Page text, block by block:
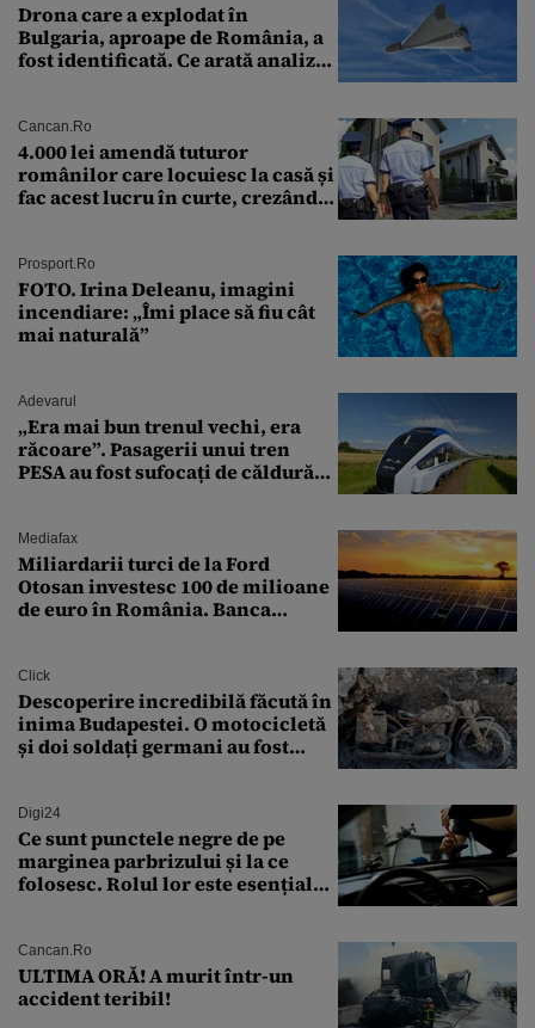
Drona care a explodat în
Bulgaria, aproape de România, a
fost identificată. Ce arată analiza
Cancan.ro
4.000 lei amendă tuturor
românilor care locuiesc la casă și
fac acest lucru în curte, crezând
Prosport.ro
FOTO. Irina Deleanu, imagini
incendiare: „Îmi place să fiu cât
mai naturală”
Adevarul
„Era mai bun trenul vechi, era
răcoare”. Pasagerii unui tren
PESA au fost sufocați de căldură
Mediafax
Miliardarii turci de la Ford
Otosan investesc 100 de milioane
de euro în România. Banca
Click
Descoperire incredibilă făcută în
inima Budapestei. O motocicletă
și doi soldați germani au fost
Digi24
Ce sunt punctele negre de pe
marginea parbrizului și la ce
folosesc. Rolul lor este esențial
Cancan.ro
ULTIMA ORĂ! A murit într-un
accident teribil!